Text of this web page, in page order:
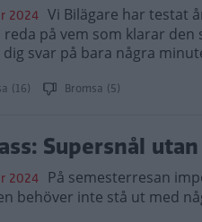
2024 Vi Bilägare har testat
på vem som klarar
svar på bara några
(16) Bromsa (5)
Supersnål
2024 På semesterresan
behöver inte stå ut med